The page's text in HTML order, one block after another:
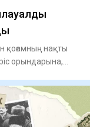
қоғамның нақты
орындарына,